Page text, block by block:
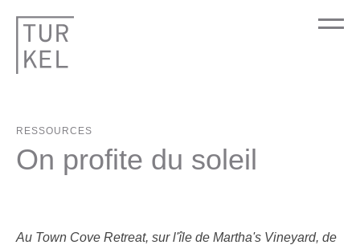
RESSOURCES
On profite du soleil
Au Town Cove Retreat, sur l'île de Martha's Vineyard, de